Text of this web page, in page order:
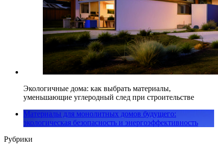
Экологичные дома: как выбрать материалы,
уменьшающие углеродный след при строительстве
Материалы для монолитных домов будущего:
экологическая безопасность и энергоэффективность
Рубрики